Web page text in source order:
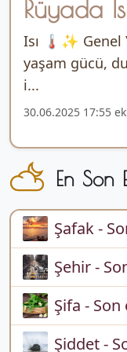
Rüyada
Isı 🌡️✨ Genel
yaşam gücü,
i...
30.06.2025 17:55
En Son
Şafak -
Şehir -
Şifa -
Şiddet -